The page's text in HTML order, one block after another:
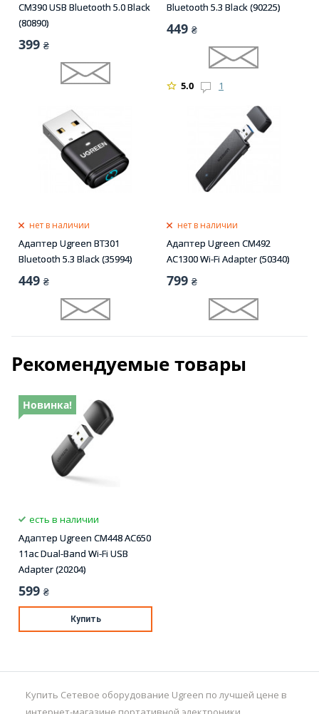
CM390 USB Bluetooth 5.0 Black
(80890)
399 ₴
Bluetooth 5.3 Black (90225)
449 ₴
5.0 1
нет в наличии
Адаптер Ugreen BT301
Bluetooth 5.3 Black (35994)
449 ₴
нет в наличии
Адаптер Ugreen CM492
AC1300 Wi-Fi Adapter (50340)
799 ₴
Рекомендуемые товары
Новинка!
есть в наличии
Адаптер Ugreen CM448 AC650
11ac Dual-Band Wi-Fi USB
Adapter (20204)
599 ₴
Купить
Купить Сетевое оборудование Ugreen по лучшей цене в